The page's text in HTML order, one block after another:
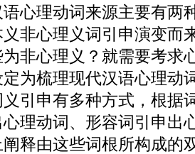
心理动词来源主要有两
义非心理义词引申演变而
非心理义？就需要考求
定为梳理现代汉语心理动
义引申有多种方式，根据
心理动词、形容词引申出
释由这些词根所构成的